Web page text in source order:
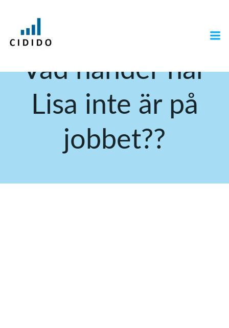
Vad händer när
Lisa inte är på
jobbet??